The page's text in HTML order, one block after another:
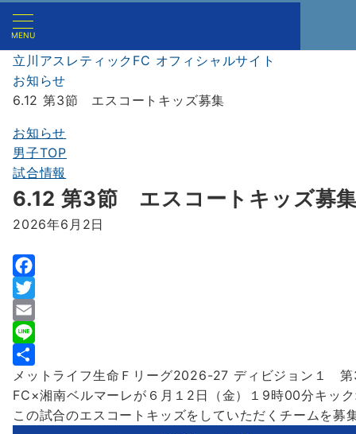
MENU
立川アスレティックFC オフィシャルサイト
お知らせ
6.12 第3節 エスコートキッズ募集
お知らせ
男子TOP
試合情報
6.12 第3節 エスコートキッズ募
2026年6月2日
F
a
c
e
b
o
o
T
w
t
t
e
E
m
a
i
l
L
i
n
e
共
有
メットライフ生命Ｆリーグ2026-27 ディビジョン１
FC×湘南ベルマーレが６月１2日（金）１9時00分キッ
この試合のエスコートキッズをしていただくチームを募